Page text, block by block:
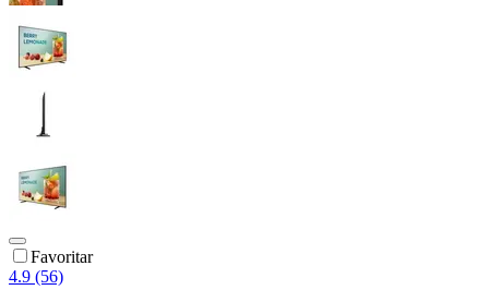
Favoritar
4.9 (56)